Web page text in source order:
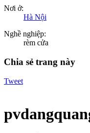
Nơi ở:
Hà Nội
Nghề nghiệp:
rèm cửa
Chia sẻ trang này
Tweet